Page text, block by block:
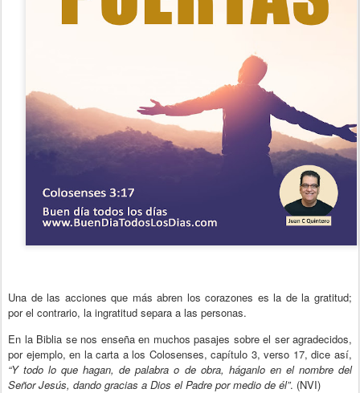
Una de las acciones que más abren los corazones es la de la gratitud;
por el contrario, la ingratitud separa a las personas.
En la Biblia se nos enseña en muchos pasajes sobre el ser agradecidos,
por ejemplo, en la carta a los Colosenses, capítulo 3, verso 17, dice así,
“Y todo lo que hagan, de palabra o de obra, háganlo en el nombre del
Señor Jesús, dando gracias a Dios el Padre por medio de él”. (NVI)